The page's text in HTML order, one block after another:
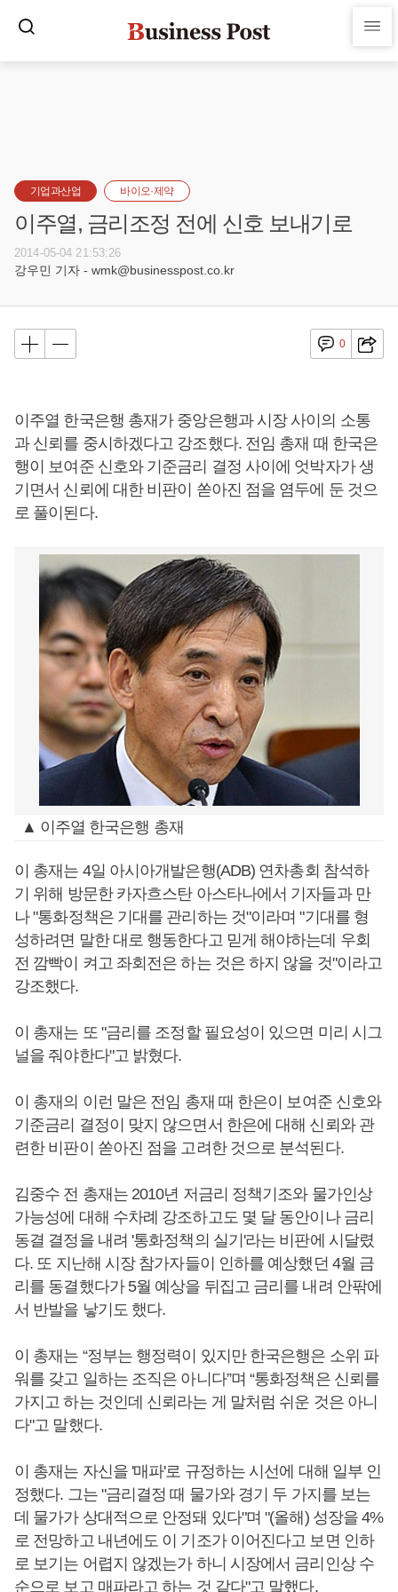
기업과산업 바이오·제약
이주열, 금리조정 전에 신호 보내기로
2014-05-04 21:53:26
강우민 기자 - wmk@businesspost.co.kr
0
이주열 한국은행 총재가 중앙은행과 시장 사이의 소통
과 신뢰를 중시하겠다고 강조했다. 전임 총재 때 한국은
행이 보여준 신호와 기준금리 결정 사이에 엇박자가 생
기면서 신뢰에 대한 비판이 쏟아진 점을 염두에 둔 것으
로 풀이된다.
▲ 이주열 한국은행 총재
이 총재는 4일 아시아개발은행(ADB) 연차총회 참석하
기 위해 방문한 카자흐스탄 아스타나에서 기자들과 만
나 "통화정책은 기대를 관리하는 것"이라며 "기대를 형
성하려면 말한 대로 행동한다고 믿게 해야하는데 우회
전 깜빡이 켜고 좌회전은 하는 것은 하지 않을 것"이라고
강조했다.
이 총재는 또 "금리를 조정할 필요성이 있으면 미리 시그
널을 줘야한다"고 밝혔다.
이 총재의 이런 말은 전임 총재 때 한은이 보여준 신호와
기준금리 결정이 맞지 않으면서 한은에 대해 신뢰와 관
련한 비판이 쏟아진 점을 고려한 것으로 분석된다.
김중수 전 총재는 2010년 저금리 정책기조와 물가인상
가능성에 대해 수차례 강조하고도 몇 달 동안이나 금리
동결 결정을 내려 '통화정책의 실기'라는 비판에 시달렸
다. 또 지난해 시장 참가자들이 인하를 예상했던 4월 금
리를 동결했다가 5월 예상을 뒤집고 금리를 내려 안팎에
서 반발을 낳기도 했다.
이 총재는 “정부는 행정력이 있지만 한국은행은 소위 파
워를 갖고 일하는 조직은 아니다”며 “통화정책은 신뢰를
가지고 하는 것인데 신뢰라는 게 말처럼 쉬운 것은 아니
다"고 말했다.
이 총재는 자신을 '매파'로 규정하는 시선에 대해 일부 인
정했다. 그는 "금리결정 때 물가와 경기 두 가지를 보는
데 물가가 상대적으로 안정돼 있다"며 "(올해) 성장을 4%
로 전망하고 내년에도 이 기조가 이어진다고 보면 인하
로 보기는 어렵지 않겠는가 하니 시장에서 금리인상 수
순으로 보고 매파라고 하는 것 같다"고 말했다.